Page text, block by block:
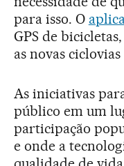
para isso. O
GPS de
as novas
As iniciativas
público em um
participação
e onde a